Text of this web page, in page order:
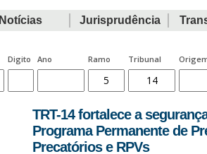
Notícias Jurisprudência
Digito Ano Ramo Tribunal
TRT-14 fortalece a
Programa Permanente de
Precatórios e RPVs